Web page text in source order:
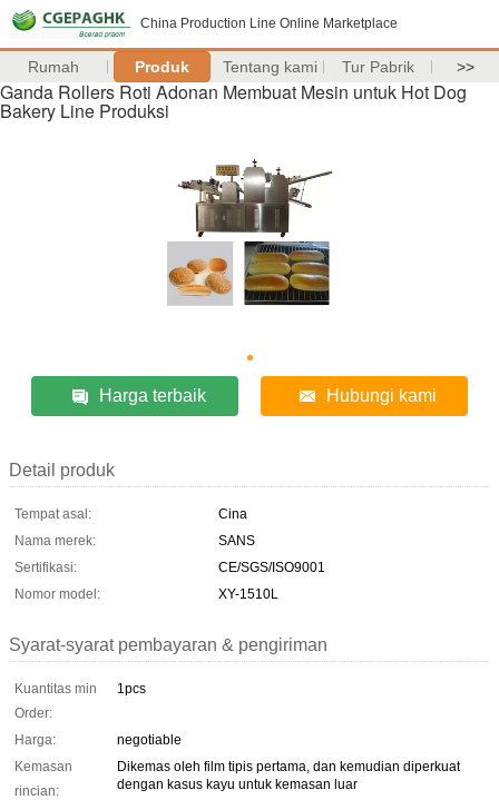
China Production Line Online Marketplace
Rumah Produk Tentang kami Tur Pabrik >>
Ganda Rollers Roti Adonan Membuat Mesin untuk Hot Dog
Bakery Line Produksi
Harga terbaik Hubungi kami
Detail produk
Tempat asal:
Cina
Nama merek:
SANS
Sertifikasi:
CE/SGS/ISO9001
Nomor model:
XY-1510L
Syarat-syarat pembayaran & pengiriman
Kuantitas min
Order:
1pcs
Harga:
negotiable
Kemasan
rincian:
Dikemas oleh film tipis pertama, dan kemudian diperkuat
dengan kasus kayu untuk kemasan luar